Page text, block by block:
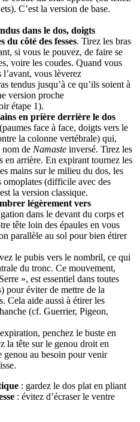
C’est la version de base.
dans le dos, doigts
du côté des fesses. Tirez les bras
si vous le pouvez, de faire se
voire les coudes. Quand vous
l’avant, vous lèverez
tendus jusqu’à ce qu’ils soient à
version proche
étape 1).
en prière derrière le dos
(paumes face à face, doigts vers le
la colonne vertébrale) qui,
nom de Namaste inversé. Tirez les
en arrière. En expirant tournez les
mains sur le milieu du dos, les
omoplates (difficile avec des
la version classique.
légèrement vers
dans le devant du corps et
tête loin des épaules en vous
parallèle au sol pour bien étirer
le pubis vers le nombril, ce qui
du tronc. Ce mouvement,
», est essentiel dans toutes
pour éviter de mettre de la
Cela aide aussi à étirer les
(cf. Guerrier, Pigeon,
penchez le buste en
la tête sur le genou droit en
genou au besoin pour venir
: gardez le dos plat en pliant
: évitez d’écraser le ventre